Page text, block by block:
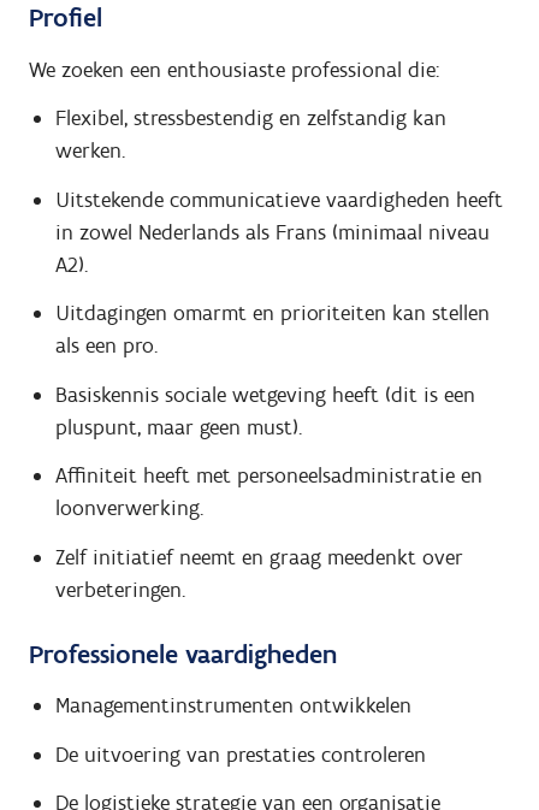
Profiel
We zoeken een enthousiaste professional die:
Flexibel, stressbestendig en zelfstandig kan
werken.
Uitstekende communicatieve vaardigheden heeft
in zowel Nederlands als Frans (minimaal niveau
A2).
Uitdagingen omarmt en prioriteiten kan stellen
als een pro.
Basiskennis sociale wetgeving heeft (dit is een
pluspunt, maar geen must).
Affiniteit heeft met personeelsadministratie en
loonverwerking.
Zelf initiatief neemt en graag meedenkt over
verbeteringen.
Professionele vaardigheden
Managementinstrumenten ontwikkelen
De uitvoering van prestaties controleren
De logistieke strategie van een organisatie